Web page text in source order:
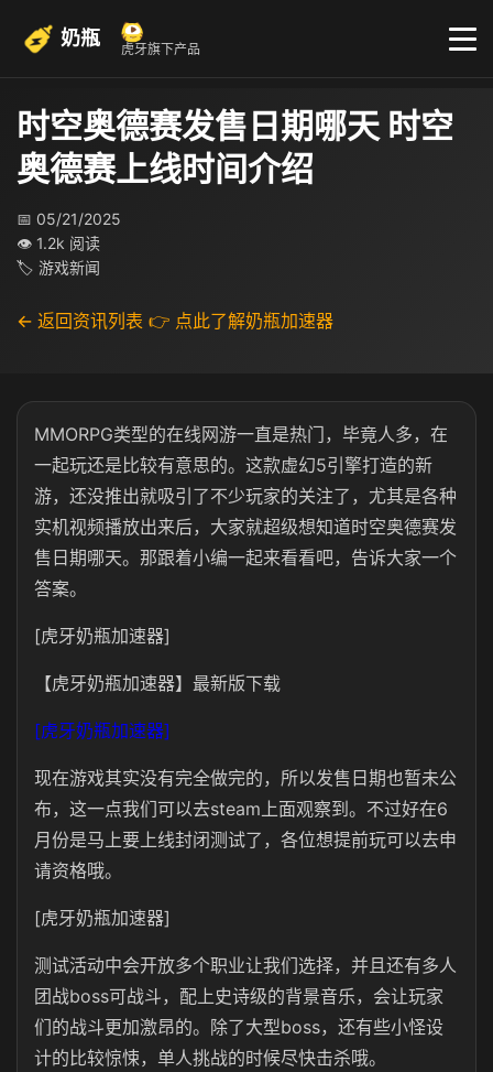
奶瓶 虎牙旗下产品
时空奥德赛发售日期哪天 时空
奥德赛上线时间介绍
📅 05/21/2025
👁 1.2k 阅读
🏷 游戏新闻
← 返回资讯列表 👉 点此了解奶瓶加速器
MMORPG类型的在线网游一直是热门，毕竟人多，在
一起玩还是比较有意思的。这款虚幻5引擎打造的新
游，还没推出就吸引了不少玩家的关注了，尤其是各种
实机视频播放出来后，大家就超级想知道时空奥德赛发
售日期哪天。那跟着小编一起来看看吧，告诉大家一个
答案。
[虎牙奶瓶加速器]
【虎牙奶瓶加速器】最新版下载
[虎牙奶瓶加速器]
现在游戏其实没有完全做完的，所以发售日期也暂未公
布，这一点我们可以去steam上面观察到。不过好在6
月份是马上要上线封闭测试了，各位想提前玩可以去申
请资格哦。
[虎牙奶瓶加速器]
测试活动中会开放多个职业让我们选择，并且还有多人
团战boss可战斗，配上史诗级的背景音乐，会让玩家
们的战斗更加激昂的。除了大型boss，还有些小怪设
计的比较惊悚，单人挑战的时候尽快击杀哦。